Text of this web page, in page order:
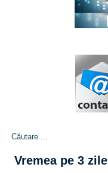
Vremea pe 3 zile